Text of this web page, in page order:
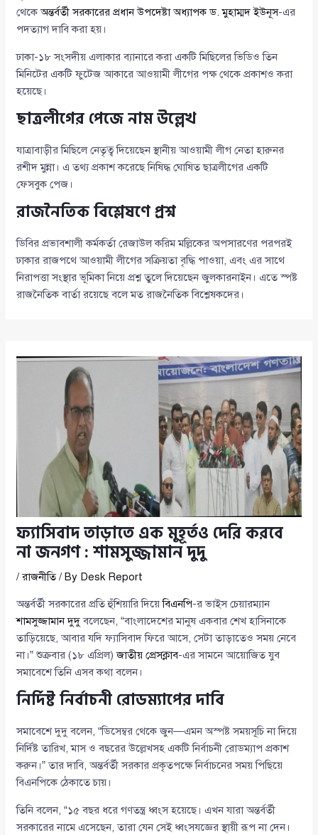
থেকেঅন্তর্বর্তী সরকারের প্রধান উপদেষ্টা অধ্যাপক ড. মুহাম্মদ ইউনূস-এর
পদত্যাগ দাবি করা হয়।
ঢাকা-১৮ সংসদীয় এলাকার ব্যানারে করা একটি মিছিলের ভিডিও তিন
মিনিটের একটি ফুটেজ আকারে আওয়ামী লীগের পক্ষ থেকে প্রকাশও করা
হয়েছে।
ছাত্রলীগের পেজে নাম উল্লেখ
যাত্রাবাড়ীর মিছিলে নেতৃত্ব দিয়েছেন স্থানীয় আওয়ামী লীগ নেতা হারুনর
রশীদ মুন্না। এ তথ্য প্রকাশ করেছে নিষিদ্ধ ঘোষিত ছাত্রলীগের একটি
ফেসবুক পেজ।
রাজনৈতিক বিশ্লেষণে প্রশ্ন
ডিবির প্রভাবশালী কর্মকর্তা রেজাউল করিম মল্লিকের অপসারণের পরপরই
ঢাকার রাজপথে আওয়ামী লীগের সক্রিয়তা বৃদ্ধি পাওয়া, এবং এর সাথে
নিরাপত্তা সংস্থার ভূমিকা নিয়ে প্রশ্ন তুলে দিয়েছেন জুলকারনাইন। এতে স্পষ্ট
রাজনৈতিক বার্তা রয়েছে বলে মত রাজনৈতিক বিশ্লেষকদের।
ফ্যাসিবাদ তাড়াতে এক মুহূর্তও দেরি করবে
না জনগণ : শামসুজ্জামান দুদু
/রাজনীতি/ By Desk Report
অন্তর্বর্তী সরকারের প্রতি হুঁশিয়ারি দিয়েবিএনপি-র ভাইস চেয়ারম্যান
শামসুজ্জামান দুদুবলেছেন, “বাংলাদেশের মানুষ একবার শেখ হাসিনাকে
তাড়িয়েছে, আবার যদি ফ্যাসিবাদ ফিরে আসে, সেটা তাড়াতেও সময় নেবে
না।” শুক্রবার (১৮ এপ্রিল)জাতীয় প্রেসক্লাব-এর সামনে আয়োজিত যুব
সমাবেশে তিনি এসব কথা বলেন।
নির্দিষ্ট নির্বাচনী রোডম্যাপের দাবি
সমাবেশে দুদু বলেন, “ডিসেম্বর থেকে জুন—এমন অস্পষ্ট সময়সূচি না দিয়ে
নির্দিষ্ট তারিখ, মাস ও বছরের উল্লেখসহ একটি নির্বাচনী রোডম্যাপ প্রকাশ
করুন।” তার দাবি, অন্তর্বর্তী সরকার প্রকৃতপক্ষে নির্বাচনের সময় পিছিয়ে
বিএনপিকে ঠেকাতে চায়।
তিনি বলেন, “১৫ বছর ধরে গণতন্ত্র ধ্বংস হয়েছে। এখন যারা অন্তর্বর্তী
সরকারের নামে এসেছেন, তারা যেন সেই ধ্বংসযজ্ঞের স্থায়ী রূপ না দেন।